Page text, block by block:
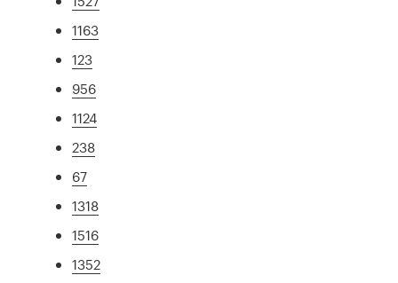
1163
123
956
1124
238
67
1318
1516
1352